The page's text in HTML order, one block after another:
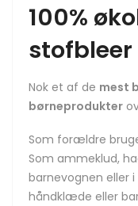
100%
Nok et af de mest
børneprodukter
Som forældre
Som ammeklud,
barnevognen eller
håndklæde eller